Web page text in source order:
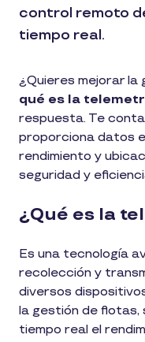
control remoto
tiempo real.
¿Quieres mejorar
qué es la
respuesta. Te
proporciona datos
rendimiento y
seguridad y
¿Qué es la
Es una tecnología
recolección y
diversos
la gestión de flotas,
tiempo real el